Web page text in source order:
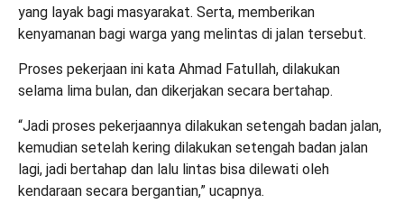
yang layak bagi masyarakat. Serta, memberikan
kenyamanan bagi warga yang melintas di jalan tersebut.
Proses pekerjaan ini kata Ahmad Fatullah, dilakukan
selama lima bulan, dan dikerjakan secara bertahap.
“Jadi proses pekerjaannya dilakukan setengah badan jalan,
kemudian setelah kering dilakukan setengah badan jalan
lagi, jadi bertahap dan lalu lintas bisa dilewati oleh
kendaraan secara bergantian,” ucapnya.